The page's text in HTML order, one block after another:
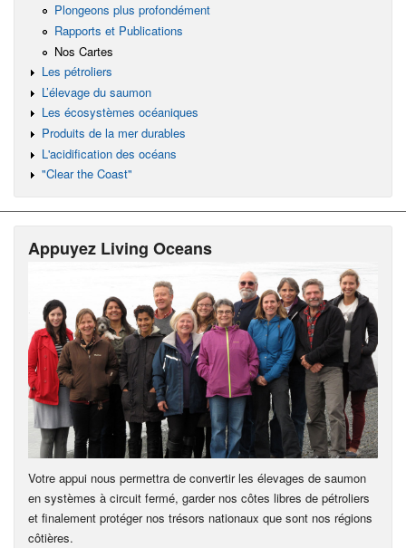
Plongeons plus profondément
Rapports et Publications
Nos Cartes
Les pétroliers
L’élevage du saumon
Les écosystèmes océaniques
Produits de la mer durables
L'acidification des océans
"Clear the Coast"
Appuyez Living Oceans
Votre appui nous permettra de convertir les élevages de saumon
en systèmes à circuit fermé, garder nos côtes libres de pétroliers
et finalement protéger nos trésors nationaux que sont nos régions
côtières.